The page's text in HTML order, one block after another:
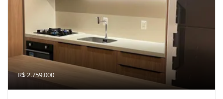
R$ 2.759.000